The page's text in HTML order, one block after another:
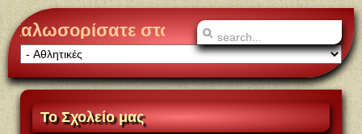
τόπο του 8/Θέσιου
ΤοΣχολείο μας